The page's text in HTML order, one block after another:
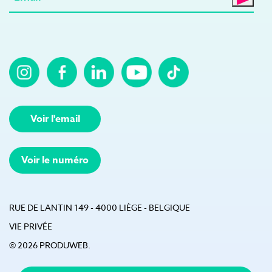
Voir l'email
Voir le numéro
RUE DE LANTIN 149 - 4000 LIÈGE - BELGIQUE
VIE PRIVÉE
© 2026 PRODUWEB.